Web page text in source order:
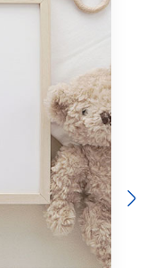
Previous
Next